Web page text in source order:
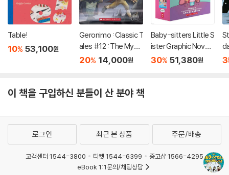
Table!
10% 53,100원
Geronimo : Classic T
ales #12 : The Myst
ery of Frankenstein
20% 14,000원
Baby-sitters Little S
ister Graphic Novels
#5-8: A Graphix Col
30% 51,380원
s
이 책을 구입하신 분들이 산 분야 책
로그인 최근 본 상품 주문/배송
고객센터 1544-3800 티켓 1544-6399
중고샵 1566-4295
eBook 1:1문의/채팅상담